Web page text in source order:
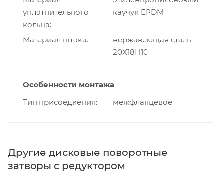
уплотнительного
кольца
каучук EPDM
Материал штока
нержавеющая сталь
20Х18Н10
Особенности монтажа
Тип присоедиения
межфланцевое
Другие дисковые поворотные
затворы с редуктором